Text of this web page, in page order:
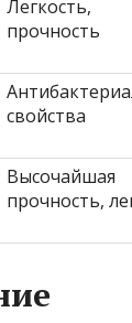
Легкость,
прочность
свойства
Высочайшая
прочность,